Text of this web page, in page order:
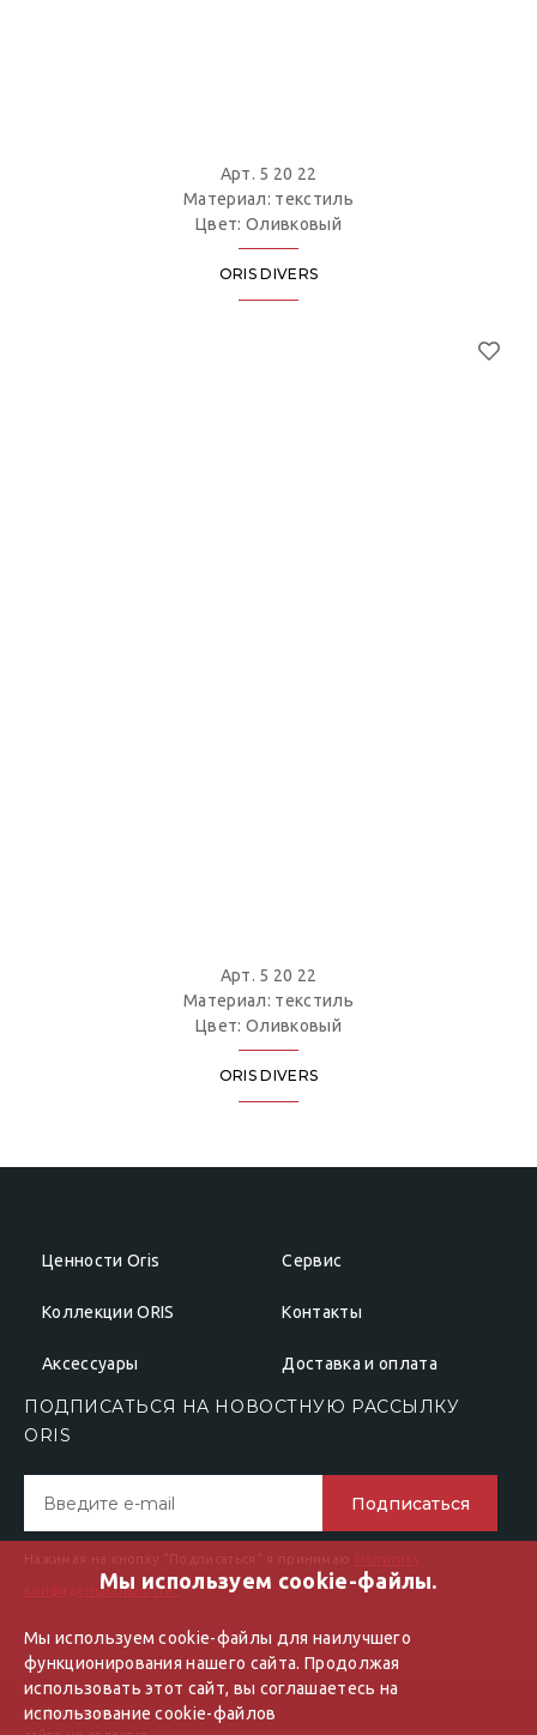
Арт. 5 20 22
Материал: текстиль
Цвет: Оливковый
ORIS DIVERS
Арт. 5 20 22
Материал: текстиль
Цвет: Оливковый
ORIS DIVERS
Ценности Oris
Коллекции ORIS
Аксессуары
Сервис
Контакты
Доставка и оплата
ПОДПИСАТЬСЯ НА НОВОСТНУЮ РАССЫЛКУ
ОRIS
Подписаться
Нажимая на кнопку "Подписаться" я принимаю Политику
конфиденциальности"
Информация на
Мы используем cookie-файлы.
Мы используем cookie-файлы для наилучшего
функционирования нашего сайта. Продолжая
использовать этот сайт, вы соглашаетесь на
использование cookie-файлов